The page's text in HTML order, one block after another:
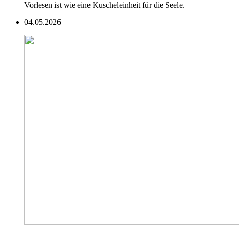
Vorlesen ist wie eine Kuscheleinheit für die Seele.
04.05.2026